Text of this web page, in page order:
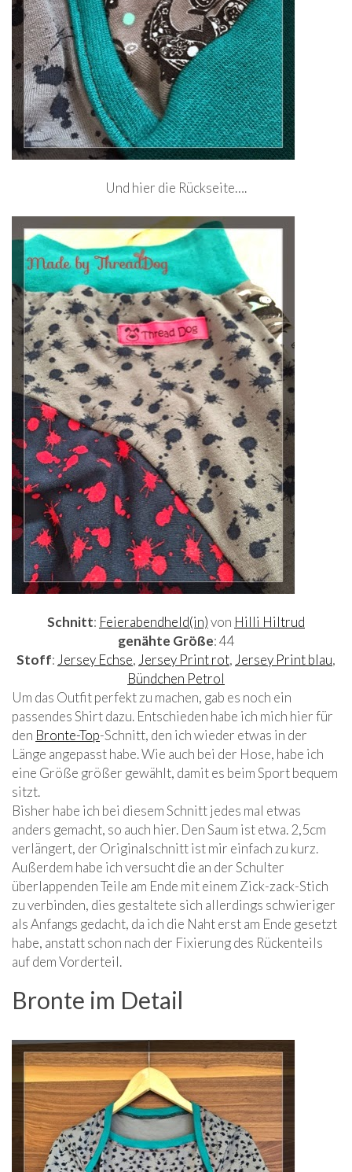
Und hier die Rückseite….
Schnitt: Feierabendheld(in)von Hilli Hiltrud
genähte Größe: 44
Stoff: Jersey Echse, Jersey Print rot, Jersey Print blau,
Bündchen Petrol
Um das Outfit perfekt zu machen, gab es noch ein
passendes Shirt dazu. Entschieden habe ich mich hier für
den Bronte-Top-Schnitt, den ich wieder etwas in der
Länge angepasst habe. Wie auch bei der Hose, habe ich
eine Größe größer gewählt, damit es beim Sport bequem
sitzt.
Bisher habe ich bei diesem Schnitt jedes mal etwas
anders gemacht, so auch hier. Den Saum ist etwa. 2,5cm
verlängert, der Originalschnitt ist mir einfach zu kurz.
Außerdem habe ich versucht die an der Schulter
überlappenden Teile am Ende mit einem Zick-zack-Stich
zu verbinden, dies gestaltete sich allerdings schwieriger
als Anfangs gedacht, da ich die Naht erst am Ende gesetzt
habe, anstatt schon nach der Fixierung des Rückenteils
auf dem Vorderteil.
Bronte im Detail